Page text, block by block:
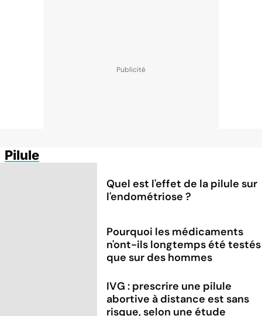
Pilule
Quel est l'effet de la pilule sur
l'endométriose ?
Pourquoi les médicaments
n'ont-ils longtemps été testés
que sur des hommes
IVG : prescrire une pilule
abortive à distance est sans
risque, selon une étude